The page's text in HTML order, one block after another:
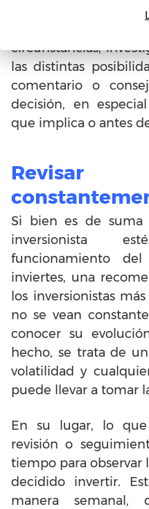
suficiente para no
circunstancias,
las distintas
comentario o
decisión, en
que implica o antes
Revisar
Si bien es de suma
inversionista
funcionamiento
inviertes, una
los inversionistas
no se vean
conocer su
hecho, se trata de
volatilidad y
puede llevar a tomar
En su lugar, lo
revisión o
tiempo para observar
decidido invertir.
manera semanal,